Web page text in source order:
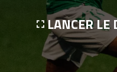
LANCER LE